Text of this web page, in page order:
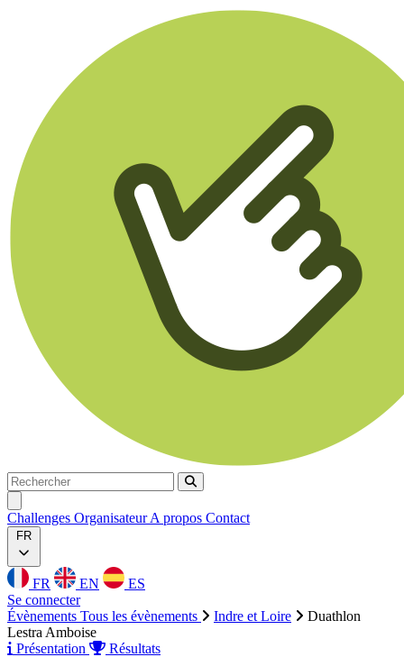
Rechercher
Rechercher
Challenges OrganisateurA propos Contact
FR
FR EN
ES
Se connecter
Évènements Tous les évènements Indre et Loire
Duathlon
Lestra Amboise
Présentation
Résultats